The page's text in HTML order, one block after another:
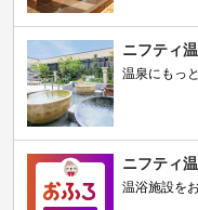
ニフティ
温泉にもっ
ニフティ
温浴施設を